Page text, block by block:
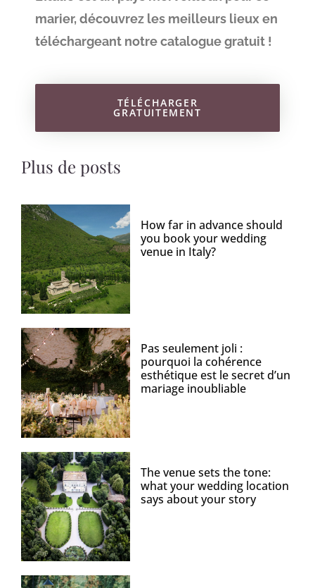
marier, découvrez les meilleurs lieux en
téléchargeant notre catalogue gratuit !
TÉLÉCHARGER
GRATUITEMENT
Plus de posts
How far in advance should
you book your wedding
venue in Italy?
Pas seulement joli :
pourquoi la cohérence
esthétique est le secret d’un
mariage inoubliable
The venue sets the tone:
what your wedding location
says about your story